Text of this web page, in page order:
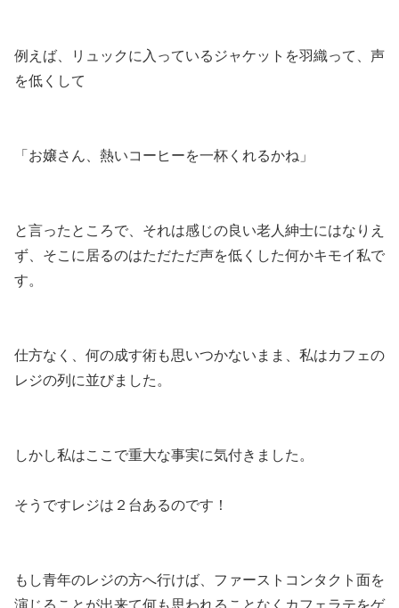
例えば、リュックに入っているジャケットを羽織って、声
を低くして
「お嬢さん、熱いコーヒーを一杯くれるかね」
と言ったところで、それは感じの良い老人紳士にはなりえ
ず、そこに居るのはただただ声を低くした何かキモイ私で
す。
仕方なく、何の成す術も思いつかないまま、私はカフェの
レジの列に並びました。
しかし私はここで重大な事実に気付きました。
そうですレジは２台あるのです！
もし青年のレジの方へ行けば、ファーストコンタクト面を